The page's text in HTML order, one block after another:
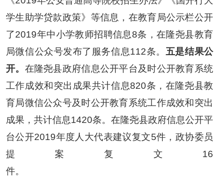
学生助学贷款政策》等信息，在教育局公示栏公开
了2019年中小学教师招聘信息8条，在隆尧县教育
局微信公众号发布了服务信息112条。 五是结果公
开。 在隆尧县政府信息公开平台及时公开教育系统
工作成效和突出成果共计信息820条 ，在隆尧县教
育局微信公众号及时公开教育系统工作成效和突出
成果，共计信息1420条。在隆尧县政府信息公开平
台公开2019年度人大代表建议复文5件，政协委员
提案复文16
件。